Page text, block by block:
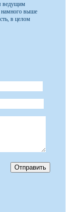
ведущим
намного выше
в целом